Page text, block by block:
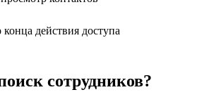
действия доступа
сотрудников?